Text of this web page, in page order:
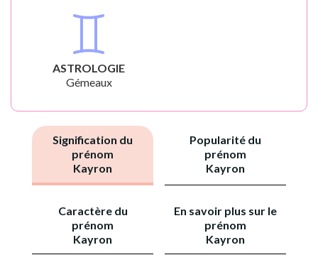
ASTROLOGIE
Gémeaux
Signification du
prénom
Kayron
Popularité du
prénom
Kayron
Caractère du
prénom
Kayron
En savoir plus sur le
prénom
Kayron